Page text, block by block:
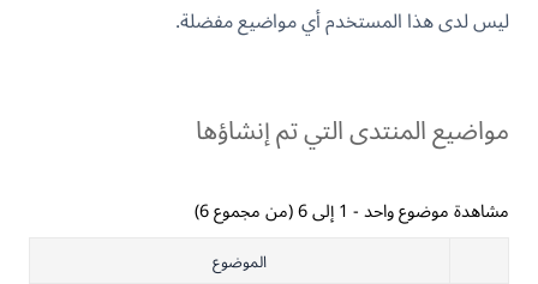
ليس لدى هذا المستخدم أي مواضيع مفضلة.
مواضيع المنتدى التي تم إنشاؤها
مشاهدة موضوع واحد - 1 إلى 6 (من مجموع 6)
الموضوع